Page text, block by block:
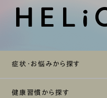
症状・お悩みから探す
健康習慣から探す